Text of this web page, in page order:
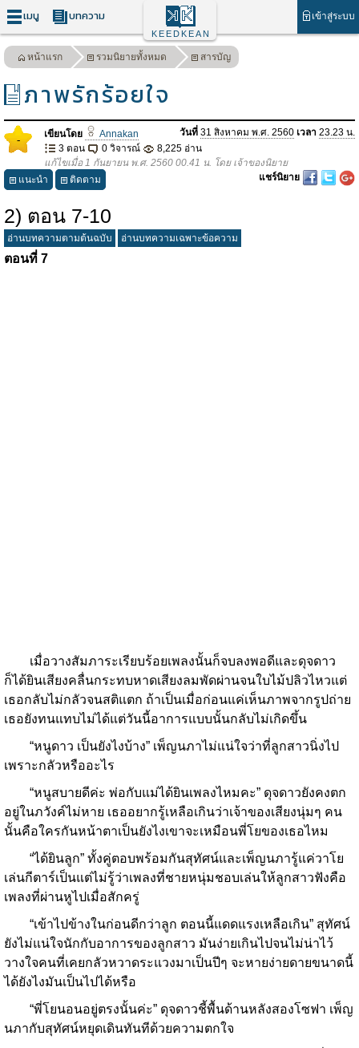
เมนู บทความ เข้าสู่ระบบ
KEEDKEAN
หน้าแรก รวมนิยายทั้งหมด สารบัญ
ภาพรักร้อยใจ
- เขียนโดย Annakan วันที่ 31 สิงหาคม พ.ศ. 2560 เวลา 23.23 น.
3 ตอน
0 วิจารณ์
8,225 อ่าน
แก้ไขเมื่อ 1 กันยายน พ.ศ. 2560 00.41 น. โดย เจ้าของนิยาย
แนะนำ
ติดตาม แชร์นิยาย
2) ตอน 7-10
อ่านบทความตามต้นฉบับ อ่านบทความเฉพาะข้อความ
ตอนที่ 7
เมื่อวางสัมภาระเรียบร้อยเพลงนั้นก็จบลงพอดีและดุจดาว
ก็ได้ยินเสียงคลื่นกระทบหาดเสียงลมพัดผ่านจนใบไม้ปลิวไหวแต่
เธอกลับไม่กลัวจนสติแตก ถ้าเป็นเมื่อก่อนแค่เห็นภาพจากรูปถ่าย
เธอยังทนแทบไม่ได้แต่วันนี้อาการแบบนั้นกลับไม่เกิดขึ้น
“หนูดาว เป็นยังไงบ้าง” เพ็ญนภาไม่แน่ใจว่าที่ลูกสาวนิ่งไป
เพราะกลัวหรืออะไร
“หนูสบายดีค่ะ พ่อกับแม่ได้ยินเพลงไหมคะ” ดุจดาวยังคงตก
อยู่ในภวังค์ไม่หาย เธออยากรู้เหลือเกินว่าเจ้าของเสียงนุ่มๆ คน
นั้นคือใครกันหน้าตาเป็นยังไงเขาจะเหมือนพี่โยของเธอไหม
“ได้ยินลูก” ทั้งคู่ตอบพร้อมกันสุทัศน์และเพ็ญนภารู้แค่วาโย
เล่นกีตาร์เป็นแต่ไม่รู้ว่าเพลงที่ชายหนุ่มชอบเล่นให้ลูกสาวฟังคือ
เพลงที่ผ่านหูไปเมื่อสักครู่
“เข้าไปข้างในก่อนดีกว่าลูก ตอนนี้แดดแรงเหลือเกิน” สุทัศน์
ยังไม่แน่ใจนักกับอาการของลูกสาว มันง่ายเกินไปจนไม่น่าไว้
วางใจคนที่เคยกลัวหวาดระแวงมาเป็นปีๆ จะหายง่ายดายขนาดนี้
ได้ยังไงมันเป็นไปได้หรือ
“พี่โยนอนอยู่ตรงนั้นค่ะ” ดุจดาวชี้พื้นด้านหลังสองโซฟา เพ็ญ
นภากับสุทัศน์หยุดเดินทันทีด้วยความตกใจ